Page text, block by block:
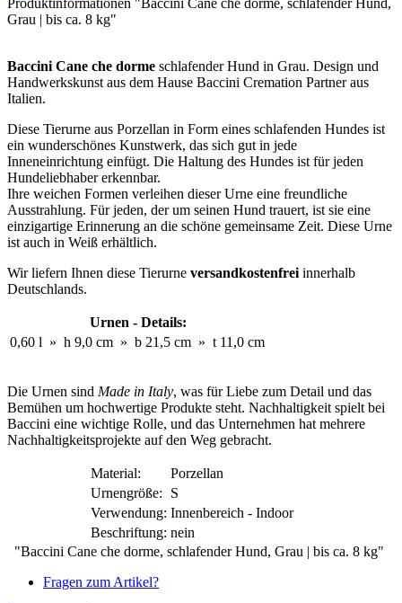
Grau | bis ca. 8 kg"
Baccini Cane che dorme schlafender Hund in Grau. Design und
Handwerkskunst aus dem Hause Baccini Cremation Partner aus
Italien.
Diese Tierurne aus Porzellan in Form eines schlafenden Hundes ist
ein wunderschönes Kunstwerk, das sich gut in jede
Inneneinrichtung einfügt. Die Haltung des Hundes ist für jeden
Hundeliebhaber erkennbar.
Ihre weichen Formen verleihen dieser Urne eine freundliche
Ausstrahlung. Für jeden, der um seinen Hund trauert, ist sie eine
einzigartige Erinnerung an die schöne gemeinsame Zeit. Diese Urne
ist auch in Weiß erhältlich.
Wir liefern Ihnen diese Tierurne versandkostenfrei innerhalb
Deutschlands.
Urnen - Details:
0,60 l » h 9,0 cm » b 21,5 cm » t 11,0 cm
Die Urnen sind Made in Italy, was für Liebe zum Detail und das
Bemühen um hochwertige Produkte steht. Nachhaltigkeit spielt bei
Baccini eine wichtige Rolle, und das Unternehmen hat mehrere
Nachhaltigkeitsprojekte auf den Weg gebracht.
Material:
Porzellan
Urnengröße:
S
Verwendung: Innenbereich - Indoor
Beschriftung: nein
"Baccini Cane che dorme, schlafender Hund, Grau | bis ca. 8 kg"
Fragen zum Artikel?